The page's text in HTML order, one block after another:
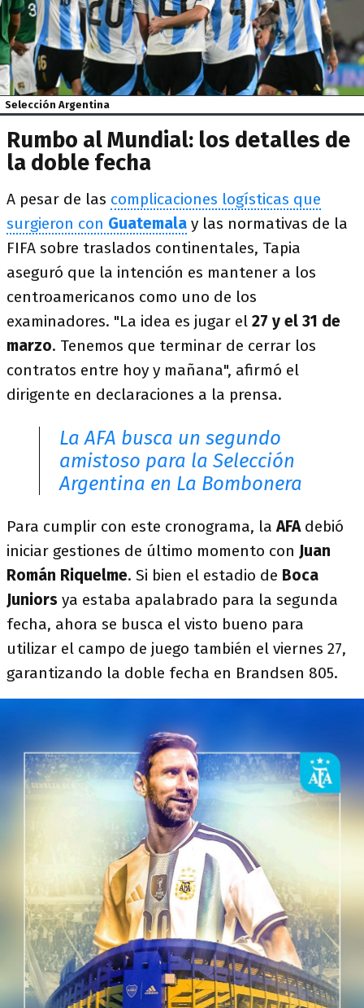
Selección Argentina
Rumbo al Mundial: los detalles de
la doble fecha
A pesar de las complicaciones logísticas que
surgieron con Guatemala y las normativas de la
FIFA sobre traslados continentales, Tapia
aseguró que la intención es mantener a los
centroamericanos como uno de los
examinadores. "La idea es jugar el 27 y el 31 de
marzo. Tenemos que terminar de cerrar los
contratos entre hoy y mañana", afirmó el
dirigente en declaraciones a la prensa.
La AFA busca un segundo
amistoso para la Selección
Argentina en La Bombonera
Para cumplir con este cronograma, la AFAdebió
iniciar gestiones de último momento con Juan
Román Riquelme. Si bien el estadio de Boca
Juniors ya estaba apalabrado para la segunda
fecha, ahora se busca el visto bueno para
utilizar el campo de juego también el viernes 27,
garantizando la doble fecha en Brandsen 805.